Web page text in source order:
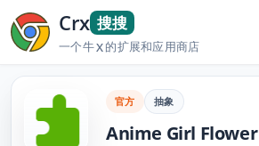
Crx 搜搜
一个牛X的扩展和应用商店
官方 抽象
Anime Girl Flower